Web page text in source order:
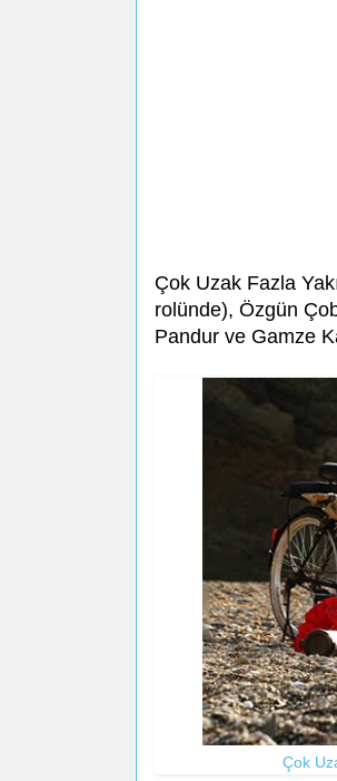
Çok Uzak Fazla
rolünde), Özgün
Pandur ve Gamze
Çok